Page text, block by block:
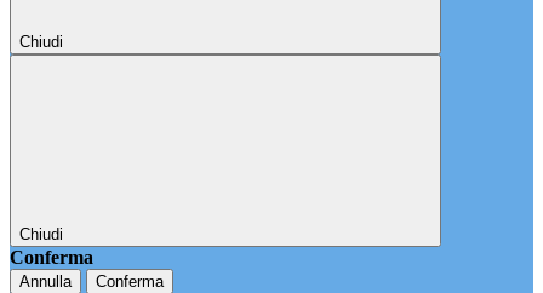
Chiudi
Chiudi
Conferma
Annulla Conferma